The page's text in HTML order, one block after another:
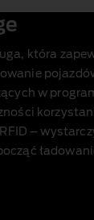
która
w
–